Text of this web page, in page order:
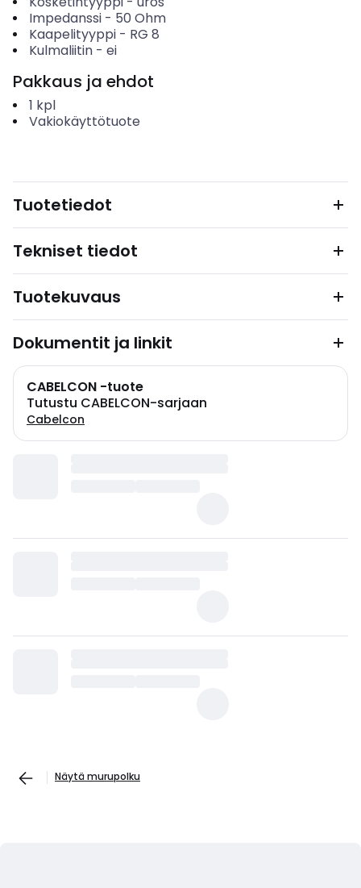
Impedanssi- 50 Ohm
Kaapelityyppi- RG 8
Kulmaliitin- ei
Pakkaus ja ehdot
1 kpl
Vakiokäyttötuote
Tuotetiedot
Tekniset tiedot
Tuotekuvaus
Dokumentit ja linkit
CABELCON -tuote
Tutustu CABELCON-sarjaan
Cabelcon
Näytä murupolku